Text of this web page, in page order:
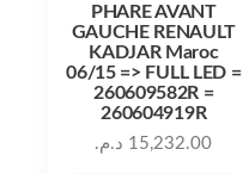
PHARE AVANT
GAUCHE RENAULT
KADJAR Maroc
06/15 => FULL LED =
260609582R =
260604919R
15,232.00 د.م.